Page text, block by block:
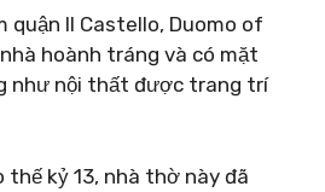
quận Il Castello, Duomo of
hoành tráng và có mặt
như nội thất được trang trí
kỷ 13, nhà thờ này đã